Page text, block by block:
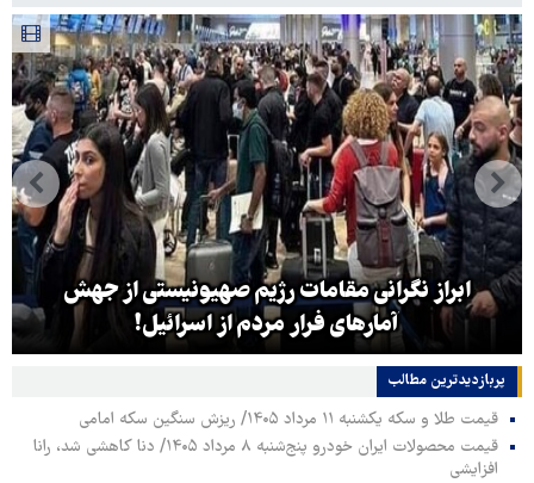
ابراز نگرانی مقامات رژیم صهیونیستی از جهش
آمارهای فرار مردم از اسرائیل!
پربازدیدترین‌ مطالب
قیمت طلا و سکه یکشنبه ۱۱ مرداد ۱۴۰۵/ ریزش سنگین سکه امامی
قیمت محصولات ایران خودرو پنج‌شنبه ۸ مرداد ۱۴۰۵/ دنا کاهشی شد، رانا
افزایشی